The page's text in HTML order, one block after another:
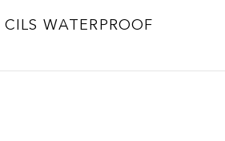
WATERPROOF